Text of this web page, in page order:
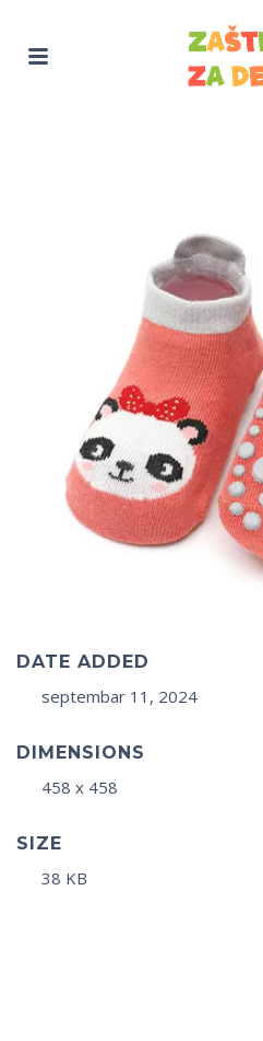
DATE ADDED
septembar 11, 2024
DIMENSIONS
458 x 458
SIZE
38 KB